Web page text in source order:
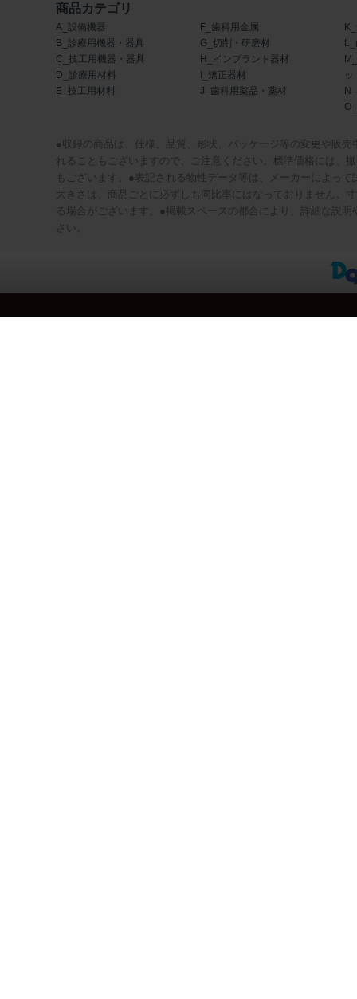
商品カテゴリ
A_設備機器
B_診療用機器・器具
C_技工用機器・器具
D_診療用材料
E_技工用材料
F_歯科用金属
G_切削・研磨材
H_インプラント器材
I_矯正器材
J_歯科用薬品・薬材
ッ
●収録の商品は、仕様、品質、形状、パッケージ等の変更や販
れることもございますので、ご注意ください。標準価格には、
もございます。●表記される物性データ等は、メーカーによっ
大きさは、商品ごとに必ずしも同比率にはなっておりません。
る場合がございます。●掲載スペースの都合により、詳細な説
さい。